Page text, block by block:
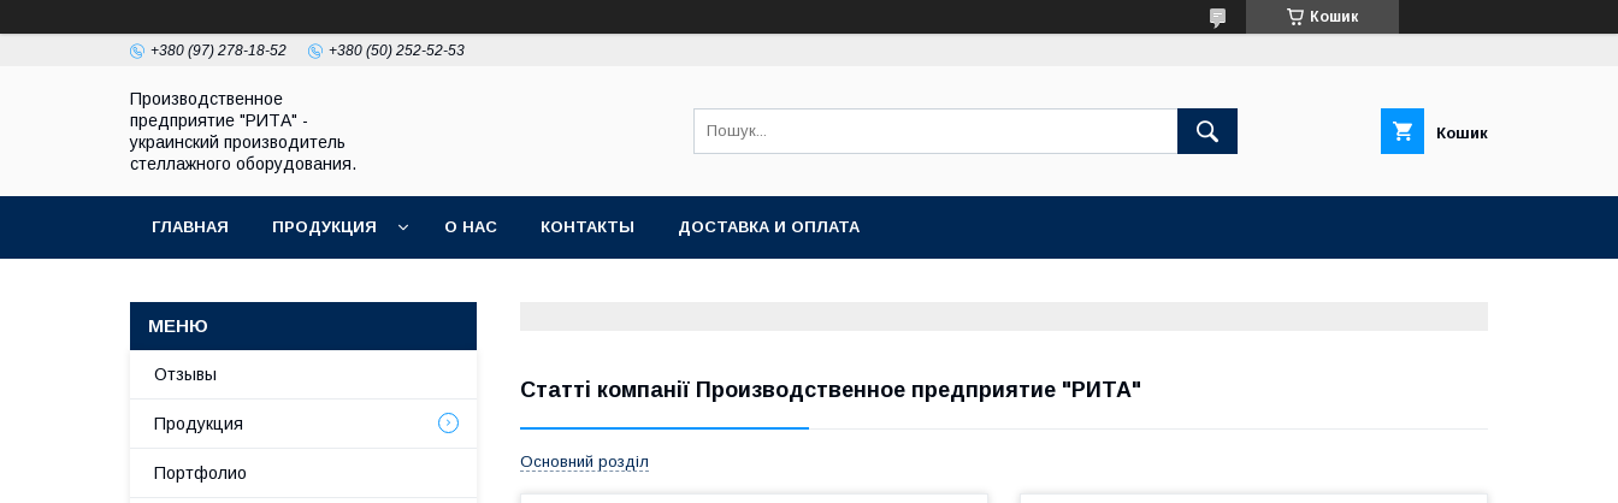
Кошик
+380 (97) 278-18-52 +380 (50) 252-52-53
Производственное
предприятие "РИТА" -
украинский производитель
стеллажного оборудования.
Кошик
ГЛАВНАЯ ПРОДУКЦИЯ О НАС КОНТАКТЫ ДОСТАВКА И ОПЛАТА
Статті компанії Производственное предприятие "РИТА"
Основний розділ
Отзывы
Продукция
Портфолио